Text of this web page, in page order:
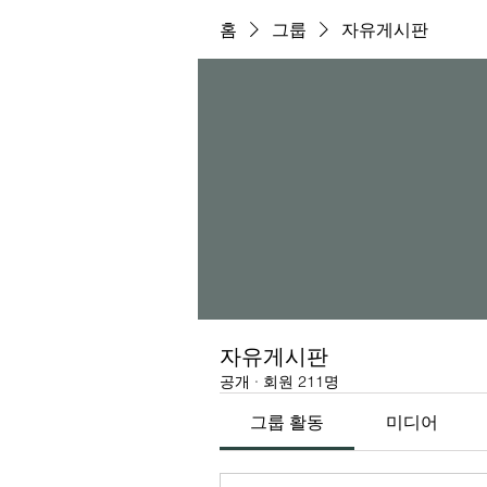
홈 그룹 자유게시판
자유게시판
공개 · 회원 211명
그룹 활동 미디어